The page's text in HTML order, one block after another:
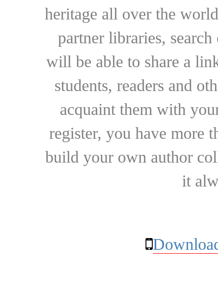
heritage all over the
partner libraries,
will be able to share a
students, readers and
acquaint them with
register, you have more
build your own author
it